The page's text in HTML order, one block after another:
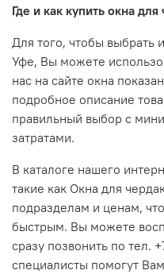
Где и как купить окна для
Для того, чтобы выбрать
Уфе, Вы можете
нас на сайте окна
подробное описание
правильный выбор с
затратами.
В каталоге нашего
такие как Окна для
подразделам и ценам,
быстрым. Вы можете
сразу позвонить по тел.
специалисты помогут